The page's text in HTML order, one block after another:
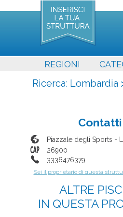
REGIONI
Ricerca: Lombardia
Contatti
Piazzale degli Sports -
26900
3336476379
Sei il proprietario di questa
ALTRE
IN QUESTA